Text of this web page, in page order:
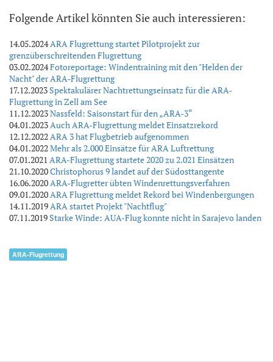
Folgende Artikel könnten Sie auch interessieren:
14.05.2024ARA Flugrettung startet Pilotprojekt zur
grenzüberschreitenden Flugrettung
03.02.2024Fotoreportage: Windentraining mit den "Helden der
Nacht" der ARA-Flugrettung
17.12.2023 Spektakulärer Nachtrettungseinsatz für die ARA-
Flugrettung in Zell am See
11.12.2023Nassfeld: Saisonstart für den „ARA-3“
04.01.2023Auch ARA-Flugrettung meldet Einsatzrekord
12.12.2022ARA 3 hat Flugbetrieb aufgenommen
04.01.2022Mehr als 2.000 Einsätze für ARA Luftrettung
07.01.2021 ARA-Flugrettung startete 2020 zu 2.021 Einsätzen
21.10.2020Christophorus 9 landet auf der Südosttangente
16.06.2020ARA-Flugretter übten Windenrettungsverfahren
09.01.2020ARA Flugrettung meldet Rekord bei Windenbergungen
14.11.2019ARA startet Projekt "Nachtflug"
07.11.2019 Starke Winde: AUA-Flug konnte nicht in Sarajevo landen
ARA-Flugrettung